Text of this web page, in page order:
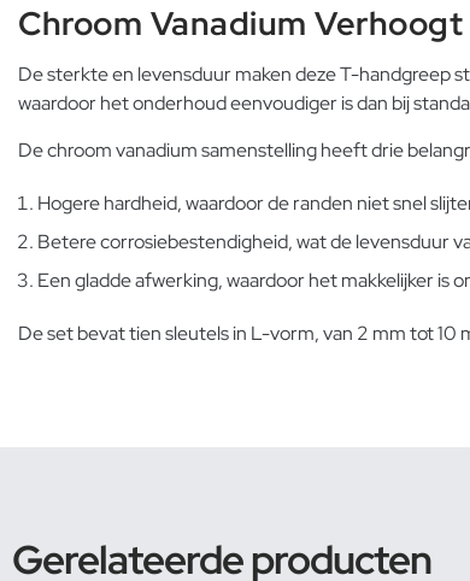
Chroom Vanadium
De sterkte en levensduur maken deze T-handgreep
waardoor het onderhoud eenvoudiger is dan bij
De chroom vanadium samenstelling heeft drie
Hogere hardheid, waardoor de randen niet snel
Betere corrosiebestendigheid, wat de levensduur
Een gladde afwerking, waardoor het makkelijker is
De set bevat tien sleutels in L-vorm, van 2 mm tot
Gerelateerde producten